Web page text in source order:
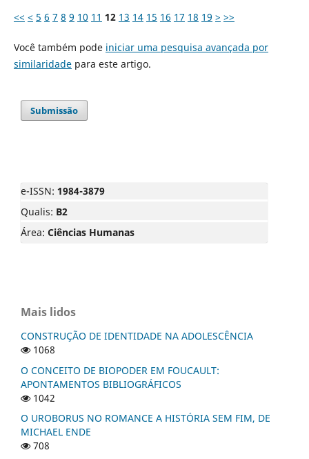
<< < 5 6 7 8 9 10 11 12 13 14 15 16 17 18 19 > >>
Você também pode iniciar uma pesquisa avançada por
similaridadepara este artigo.
Submissão
e-ISSN: 1984-3879
Qualis: B2
Área: Ciências Humanas
Mais lidos
CONSTRUÇÃO DE IDENTIDADE NA ADOLESCÊNCIA
1068
O CONCEITO DE BIOPODER EM FOUCAULT:
APONTAMENTOS BIBLIOGRÁFICOS
1042
O UROBORUS NO ROMANCE A HISTÓRIA SEM FIM, DE
MICHAEL ENDE
708